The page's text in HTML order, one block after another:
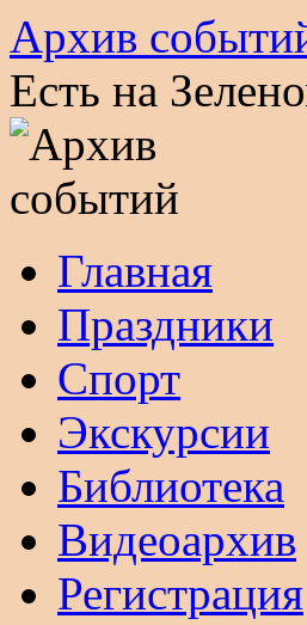
Архив
Есть на
Перейти
содержимому
Главная
Праздники
Спорт
Экскурсии
Библиотека
Видеоархив
Регистрация